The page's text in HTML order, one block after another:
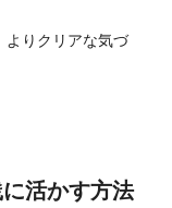
よりクリアな気づ
活かす方法